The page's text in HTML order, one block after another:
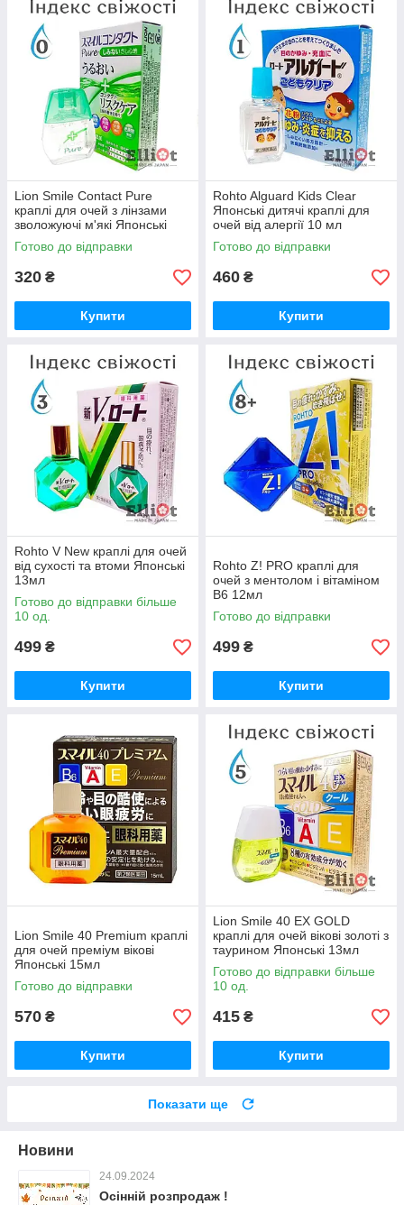
Lion Smile Contact Pure
краплі для очей з лінзами
зволожуючі м'які Японські
12мл
Готово до відправки
320 ₴
Купити
Rohto Alguard Kids Clear
Японські дитячі краплі для
очей від алергії 10 мл
Готово до відправки
460 ₴
Купити
Rohto V New краплі для очей
від сухості та втоми Японські
13мл
Готово до відправки більше
10 од.
499 ₴
Купити
Rohto Z! PRO краплі для
очей з ментолом і вітаміном
B6 12мл
Готово до відправки
499 ₴
Купити
Lion Smile 40 Premium краплі
для очей преміум вікові
Японські 15мл
Готово до відправки
570 ₴
Купити
Lion Smile 40 EX GOLD
краплі для очей вікові золоті з
таурином Японські 13мл
Готово до відправки більше
10 од.
415 ₴
Купити
Показати ще
Новини
24.09.2024
Осінній розпродаж !